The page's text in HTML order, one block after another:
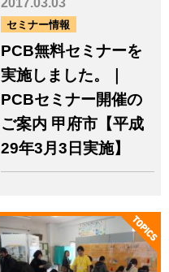
2017.03.03
セミナー情報
PCB無料セミナーを
実施しました。｜
PCBセミナー開催の
ご案内 甲府市【平成
29年3月3日実施】